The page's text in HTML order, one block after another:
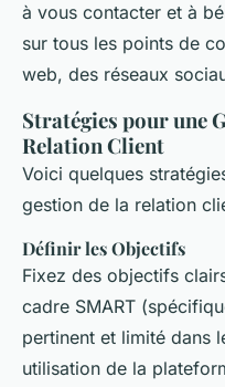
à vous contacter et à
sur tous les points de
web, des réseaux
Stratégies pour une
Relation Client
Voici quelques
gestion de la relation
Définir les Objectifs
Fixez des objectifs
cadre SMART
pertinent et limité dans
utilisation de la